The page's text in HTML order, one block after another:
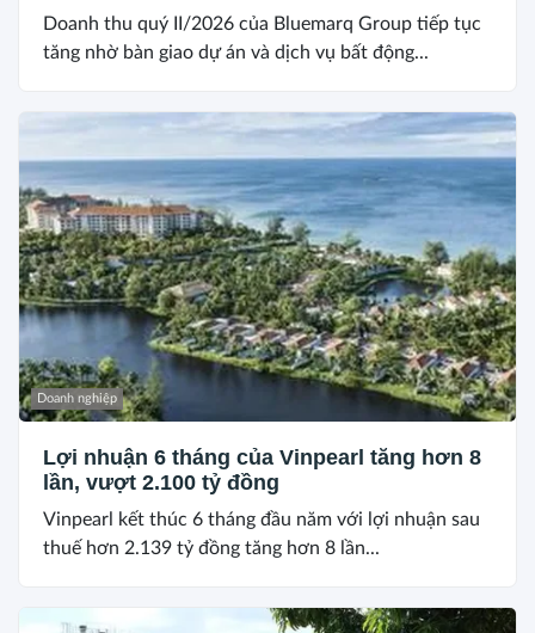
Doanh thu quý II/2026 của Bluemarq Group tiếp tục
tăng nhờ bàn giao dự án và dịch vụ bất động...
Doanh nghiệp
Lợi nhuận 6 tháng của Vinpearl tăng hơn 8
lần, vượt 2.100 tỷ đồng
Vinpearl kết thúc 6 tháng đầu năm với lợi nhuận sau
thuế hơn 2.139 tỷ đồng tăng hơn 8 lần...